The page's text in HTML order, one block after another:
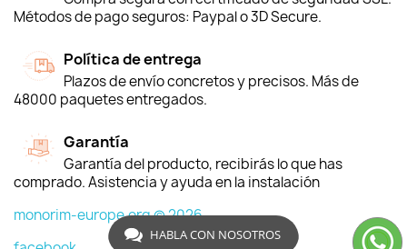
Métodos de pago seguros: Paypal o 3D Secure.
Política de entrega
Plazos de envío concretos y precisos. Más de
48000 paquetes entregados.
Garantía
Garantía del producto, recibirás lo que has
comprado. Asistencia y ayuda en la instalación
monorim-europe.org © 2026
HABLA CON NOSOTROS